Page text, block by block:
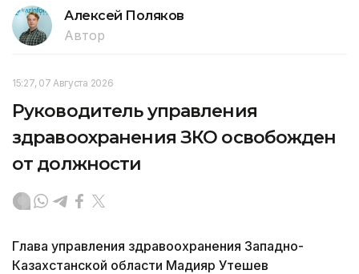
Алексей Поляков
Автор
15:27, 07 Августа 2026
Руководитель управления
здравоохранения ЗКО освобожден
от должности
Глава управления здравоохранения Западно-
Казахстанской области Мадияр Утешев